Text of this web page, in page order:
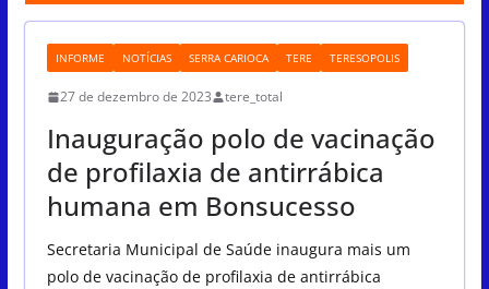
INFORME NOTÍCIAS SERRA CARIOCA TERE TERESOPOLIS
27 de dezembro de 2023 tere_total
Inauguração polo de vacinação
de profilaxia de antirrábica
humana em Bonsucesso
Secretaria Municipal de Saúde inaugura mais um
polo de vacinação de profilaxia de antirrábica